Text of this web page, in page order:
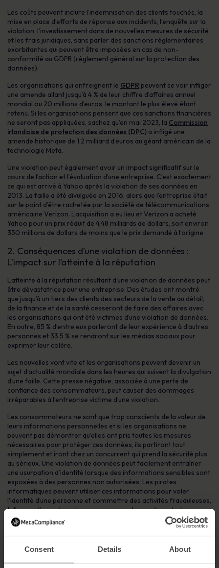
Consent Details About
Les coûts peuvent inclure l’indemnisation des clients touchés, la
mise en place d’efforts de réponse aux incidents, l’enquête sur la
violation, l’investissement dans de nouvelles mesures de sécurité
et les frais juridiques, sans parler des sanctions réglementaires
exorbitantes qui peuvent être imposées en cas de non-
conformité au GDPR (règlement général sur la protection des
données).
Les organisations qui enfreignent le GDPR peuvent se voir infliger
une amende allant jusqu’à 4 % de leur chiffre d’affaires annuel
mondial ou 20 millions d’euros, le montant le plus élevé étant
retenu. Si les organisations pensent que ces sanctions financières
ne seront pas appliquées, sachez qu’en mai 2023, la Commission
irlandaise de protection des données (DPC) a infligé une
amende historique de 1,2 milliard d’euros au géant américain de la
technologie Meta.
Une violation peut également avoir un impact significatif sur le
cours de l’action et l’évaluation d’une entreprise. C’est exactement
ce qui est arrivé à Yahoo après la violation de ses données en
2013. La faille a été divulguée en 2016, alors que l’entreprise était
sur le point d’être rachetée par la société de télécommunications
américaine Verizon. L’acquisition a eu lieu et Verizon a acheté
Yahoo pour un prix réduit de 4,48 milliards de dollars, soit environ
350 millions de dollars de moins que le prix demandé à l’origine.
2. Conséquences d’une violation de données :
L’impact sur l’atteinte à la réputation
L’atteinte à la réputation résultant d’une violation de données peut
être dévastatrice pour une entreprise. Des études ont montré
que jusqu’à un tiers des clients des secteurs de la vente au détail,
de la finance et de la santé cesseront de faire des affaires avec
les organisations qui ont été victimes d’une violation de données.
En outre, 85 % d’entre eux parleront de leur expérience à d’autres
personnes et 33,5 % se rendront sur les médias sociaux pour
exprimer leur colère.
Les nouvelles vont vite et les organisations peuvent devenir un
sujet d’actualité mondiale dans les heures qui suivent la divulgation
d’une faille. Cette presse négative, associée à une perte de
confiance des consommateurs, peut causer des dommages
irréparables à l’entreprise victime d’une violation.
Les consommateurs ne sont que trop conscients de la valeur de
leurs informations personnelles et si les organisations ne
peuvent pas démontrer qu’elles ont pris toutes les mesures
nécessaires pour protéger ces données, ils partiront tout
simplement et iront chez un concurrent qui prend la sécurité plus
au sérieux. Une violation de données peut facilement entraîner
une usurpation d’identité lorsque des informations sensibles sont
exposées à des personnes non autorisées. Les pirates
informatiques peuvent utiliser ces informations pour voler
l’identité d’une personne et commettre des activités frauduleuses,
telles que l’ouverture de nouveaux comptes ou des achats non
autorisés.
L’atteinte à la réputation est durable et aura également un impact
sur la capacité d’une organisation à attirer de nouveaux clients, de
futurs investissements et de nouveaux employés.